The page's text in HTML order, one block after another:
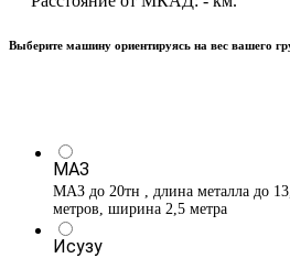
Выберите машину ориентируясь на вес вашего
МАЗ
МАЗ до 20тн , длина металла до
метров, ширина 2,5 метра
Исузу